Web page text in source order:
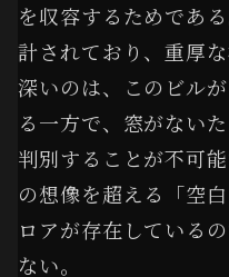
を収容するためであ
計されており、重厚
深いのは、このビル
る一方で、窓がない
判別することが不可
の想像を超える「空
ロアが存在している
ない。